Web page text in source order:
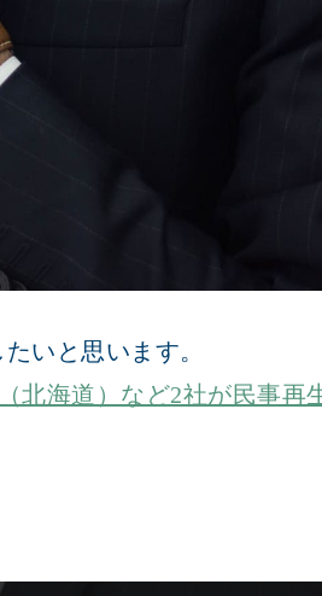
いと思います。
北海道）など2社が民事再